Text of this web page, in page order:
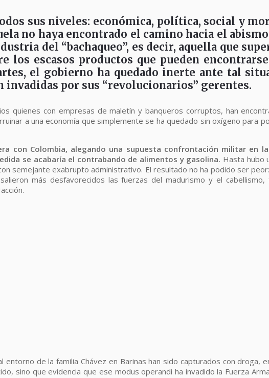
sus niveles: económica, política, social y
no haya encontrado el camino hacia el
del “bachaqueo”, es decir, aquella que
los escasos productos que pueden
el gobierno ha quedado inerte ante tal
por sus “revolucionarios” gerentes.
quienes con empresas de maletín y banqueros corruptos, han
a una economía que simplemente se ha quedado sin oxígeno para
con Colombia, alegando una supuesta confrontación militar en
se acabaría el contrabando de alimentos y gasolina. Hasta hubo
semejante exabrupto administrativo. El resultado no ha podido ser
más desfavorecidos las fuerzas del madurismo y el cabellismo,
de la familia Chávez en Barinas han sido capturados con
sino que evidencia que ese modus operandi ha invadido la Fuerza